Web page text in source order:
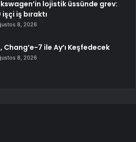
lojistik üssünde grev:
işçi iş bıraktı
8, 2026
Chang’e-7 ile Ay’ı Keşfedecek
8, 2026